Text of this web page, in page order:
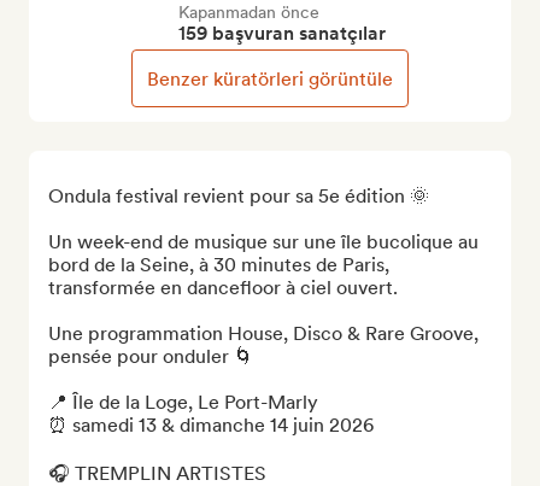
Ondula festival revient pour sa 5e édition 🌞
Un week-end de musique sur une île bucolique au
bord de la Seine, à 30 minutes de Paris,
transformée en dancefloor à ciel ouvert.
Une programmation House, Disco & Rare Groove,
pensée pour onduler 🌀
📍 Île de la Loge, Le Port-Marly
⏰ samedi 13 & dimanche 14 juin 2026
🎧 TREMPLIN ARTISTES
Kapanmadan önce
159 başvuran sanatçılar
Benzer küratörleri görüntüle